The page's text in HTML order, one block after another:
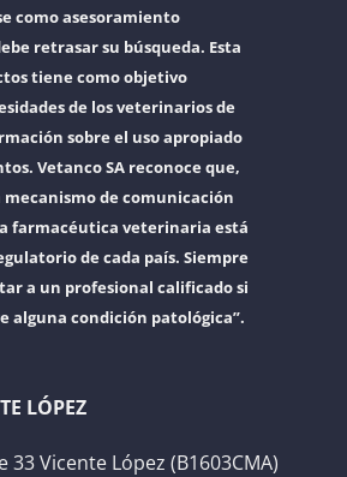
como asesoramiento
retrasar su búsqueda. Esta
tiene como objetivo
de los veterinarios de
sobre el uso apropiado
Vetanco SA reconoce que,
de comunicación
farmacéutica veterinaria está
de cada país. Siempre
a un profesional calificado si
alguna condición patológica”.
LÓPEZ
33 Vicente López (B1603CMA)